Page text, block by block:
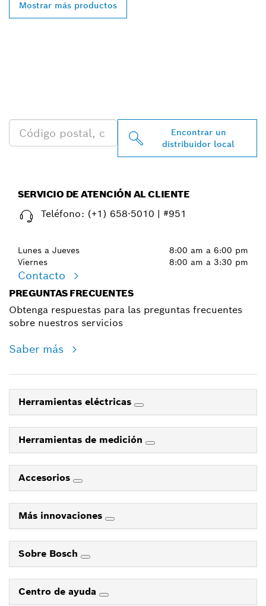
Mostrar más productos
Encontrar un
distribuidor local
SERVICIO DE ATENCIÓN AL CLIENTE
Teléfono: (+1) 658-5010 | #951
Lunes a Jueves
Viernes
8:00 am a 6:00 pm
8:00 am a 3:30 pm
Contacto
PREGUNTAS FRECUENTES
Obtenga respuestas para las preguntas frecuentes
sobre nuestros servicios
Saber más
Herramientas eléctricas
Herramientas de medición
Accesorios
Más innovaciones
Sobre Bosch
Centro de ayuda